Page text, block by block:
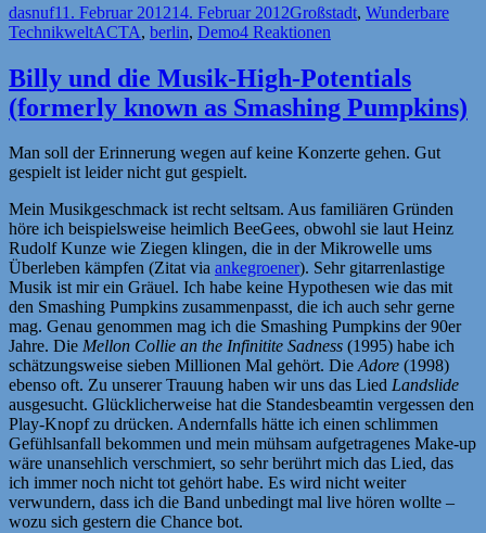
Autor
dasnufVeröffentlicht
am
11. Februar 201214. Februar 2012Kategorien
Großstadt, Wunderbare
TechnikweltSchlagwörter
ACTA, berlin, Demo4 Reaktionen
Billy und die Musik-High-Potentials
(formerly known as Smashing Pumpkins)
Man soll der Erinnerung wegen auf keine Konzerte gehen. Gut
gespielt ist leider nicht gut gespielt.
Mein Musikgeschmack ist recht seltsam. Aus familiären Gründen
höre ich beispielsweise heimlich BeeGees, obwohl sie laut Heinz
Rudolf Kunze wie Ziegen klingen, die in der Mikrowelle ums
Überleben kämpfen (Zitat via ankegroener). Sehr gitarrenlastige
Musik ist mir ein Gräuel. Ich habe keine Hypothesen wie das mit
den Smashing Pumpkins zusammenpasst, die ich auch sehr gerne
mag. Genau genommen mag ich die Smashing Pumpkins der 90er
Jahre. Die Mellon Collie an the Infinitite Sadness (1995) habe ich
schätzungsweise sieben Millionen Mal gehört. DieAdore (1998)
ebenso oft. Zu unserer Trauung haben wir uns das Lied Landslide
ausgesucht. Glücklicherweise hat die Standesbeamtin vergessen den
Play-Knopf zu drücken. Andernfalls hätte ich einen schlimmen
Gefühlsanfall bekommen und mein mühsam aufgetragenes Make-up
wäre unansehlich verschmiert, so sehr berührt mich das Lied, das
ich immer noch nicht tot gehört habe. Es wird nicht weiter
verwundern, dass ich die Band unbedingt mal live hören wollte –
wozu sich gestern die Chance bot.